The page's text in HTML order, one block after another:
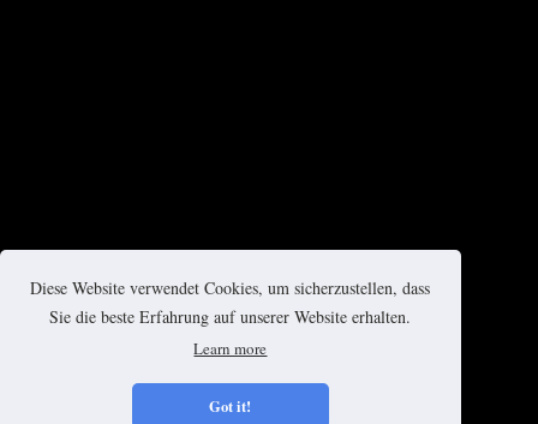
Diese Website verwendet Cookies, um sicherzustellen, dass
Sie die beste Erfahrung auf unserer Website erhalten.
Learn more
Got it!